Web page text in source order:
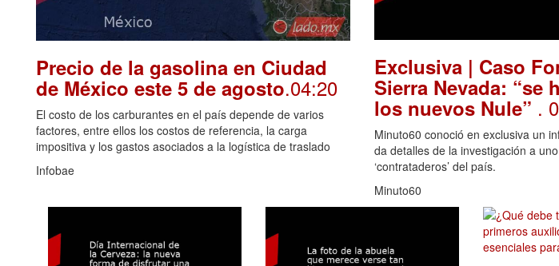
Precio de la gasolina en Ciudad
de México este 5 de agosto.04:20
El costo de los carburantes en el país depende de varios
factores, entre ellos los costos de referencia, la carga
impositiva y los gastos asociados a la logística de traslado
Infobae
Exclusiva | Caso
Sierra Nevada: “se
los nuevos Nule” .
Minuto60 conoció en exclusiva un
da detalles de la investigación a
‘contrataderos’ del país.
Minuto60